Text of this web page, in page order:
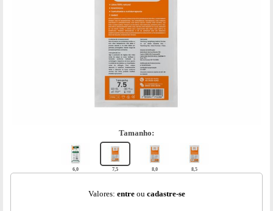
tamanho:
6,0 7,5 8,0 8,5
Valores: entreou cadastre-se